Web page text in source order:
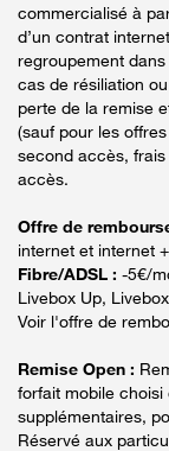
commercialisé à
d’un contrat
regroupement
cas de résiliation
perte de la remise
(sauf pour les
second accès,
accès.
Offre de
internet et internet
Fibre/ADSL : -5€/
Livebox Up,
Voir l'offre de
Remise Open :
forfait mobile
supplémentaires,
Réservé aux